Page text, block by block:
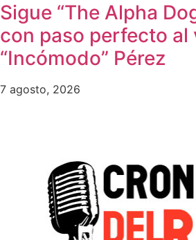
Sigue “The Alpha
con paso perfecto al
“Incómodo” Pérez
7 agosto, 2026